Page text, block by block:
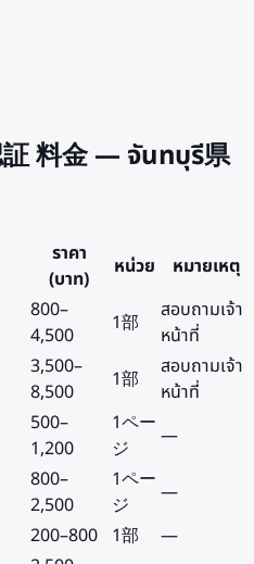
料金 — จันทบุรี県
ราคา
(บาท)
หน่วย หมายเหตุ
800–
4,500
1部
สอบถามเจ้า
หน้าที่
3,500–
8,500
1部
สอบถามเจ้า
หน้าที่
500–
1,200
1ペー
ジ
—
800–
2,500
1ペー
ジ
—
200–800 1部
—